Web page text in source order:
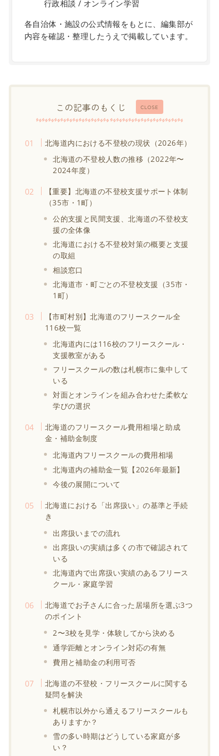
行政相談 / オンライン学習
各自治体・施設の公式情報をもとに、編集部が
内容を確認・整理したうえで掲載しています。
CLOSE
この記事のもくじ
北海道内における不登校の現状（2026年）
北海道の不登校人数の推移（2022年〜
2024年度）
【重要】北海道の不登校支援サポート体制
（35市・1町）
公的支援と民間支援、北海道の不登校支
援の全体像
北海道における不登校対策の概要と支援
の取組
相談窓口
北海道市・町ごとの不登校支援（35市・
1町）
【市町村別】北海道のフリースクール全
116校一覧
北海道内には116校のフリースクール・
支援教室がある
フリースクールの数は札幌市に集中して
いる
対面とオンラインを組み合わせた柔軟な
学びの選択
北海道のフリースクール費用相場と助成
金・補助金制度
北海道内フリースクールの費用相場
北海道内の補助金一覧【2026年最新】
今後の展開について
北海道における「出席扱い」の基準と手続
き
出席扱いまでの流れ
出席扱いの実績は多くの市で確認されて
いる
北海道内で出席扱い実績のあるフリース
クール・家庭学習
北海道でお子さんに合った居場所を選ぶ3つ
のポイント
2〜3校を見学・体験してから決める
通学距離とオンライン対応の有無
費用と補助金の利用可否
北海道の不登校・フリースクールに関する
疑問を解決
札幌市以外から通えるフリースクールも
ありますか？
雪の多い時期はどうしている家庭が多
い？